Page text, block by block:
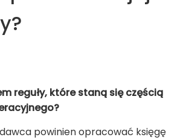
reguły, które staną się częścią
powinien opracować księgę